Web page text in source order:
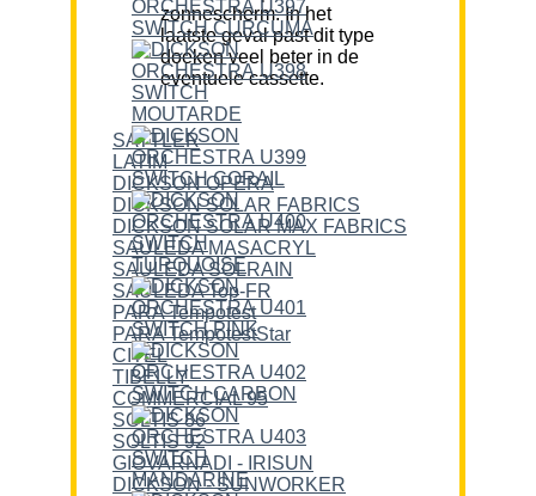
zonnescherm. In het
laatste geval past dit type
doeken veel beter in de
eventuele cassette.
SATTLER
LATIM
DICKSON OPERA
DICKSON SOLAR FABRICS
DICKSON SOLAR MAX FABRICS
SAULEDA MASACRYL
SAULEDA SOLRAIN
SAULEDA Top-FR
PARA Tempotest
PARA TempotestStar
CITEL
TIBELLY
COMMERCIAL 95
SOLTIS 86
SOLTIS 92
GIOVARNADI - IRISUN
DICKSON - SUNWORKER